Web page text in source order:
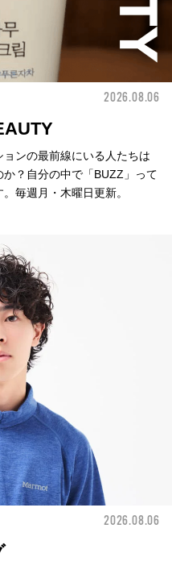
2026.08.06
ンの最前線にいる人たちは
？自分の中で「BUZZ」って
毎週月・木曜日更新。
2026.08.06